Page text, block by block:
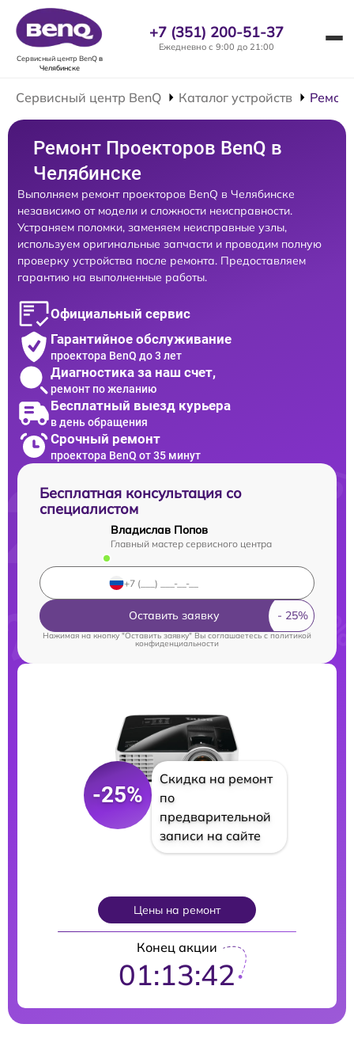
Сервисный центр BenQв
Челябинске
+7 (351) 200-51-37
Ежедневно с 9:00 до 21:00
Сервисный центр BenQ Каталог устройств
Ремонт Проекторов BenQ в
Челябинске
Выполняем ремонт проекторов BenQ в Челябинске
независимо от модели и сложности неисправности.
Устраняем поломки, заменяем неисправные узлы,
используем оригинальные запчасти и проводим полную
проверку устройства после ремонта. Предоставляем
гарантию на выполненные работы.
Официальный сервис
Гарантийное обслуживание
проектора BenQ до 3 лет
Диагностика за наш счет,
ремонт по желанию
Бесплатный выезд курьера
в день обращения
Срочный ремонт
проектора BenQ от 35 минут
Бесплатная консультация со
специалистом
Владислав Попов
Главный мастер сервисного центра
Оставить заявку
Нажимая на кнопку "Оставить заявку" Вы соглашаетесь cполитикой
конфиденциальности
-25%
Скидка на ремонт
по
предварительной
записи на сайте
Цены на ремонт
Конец акции
01:13:41